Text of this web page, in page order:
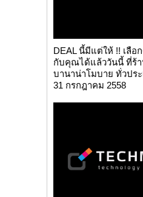
DEAL นี้มีแต่ให้ !! เลือ
กับคุณได้แล้ววันนี้ ที่ร้
บานาน่าโมบาย ทั่วปร
31 กรกฎาคม 2558